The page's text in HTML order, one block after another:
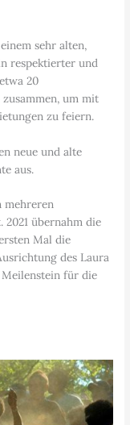
sehr alten,
respektierter und
20
zusammen, um mit
zu feiern.
neue und alte
aus.
mehreren
übernahm die
Mal die
des Laura
Meilenstein für die